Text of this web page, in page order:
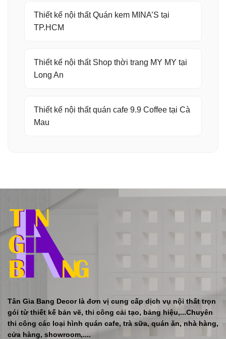
Thiết kế nội thất Quán kem MINA’S tại
TP.HCM
Thiết kế nội thất Shop thời trang MY MY tại
Long An
Thiết kế nội thất quán cafe 9.9 Coffee tại Cà
Mau
Tân Gia Bang Decor là đơn vị cung cấp dịch vụ nội thất trọn
gói từ thiết kế bản vẽ, thi công cải tạo, bảng hiệu,...Chuyên
thi công các loại hình quán cafe, trà sữa, quán ăn, nhà hàng,
cửa hàng, showroom,....